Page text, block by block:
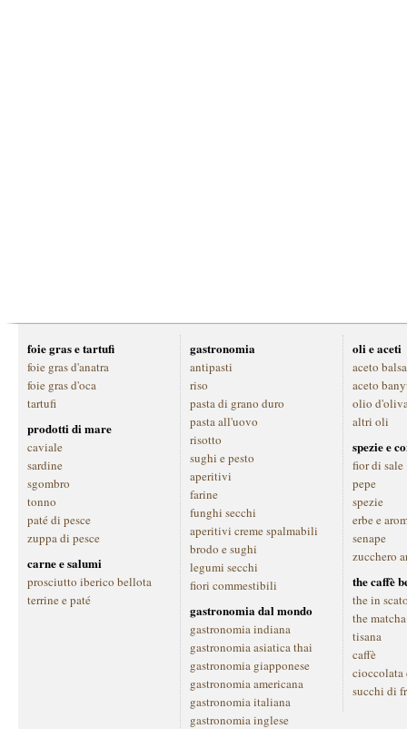
foie gras e tartufi
foie gras d'anatra
foie gras d'oca
tartufi
prodotti di mare
caviale
sardine
sgombro
tonno
paté di pesce
zuppa di pesce
carne e salumi
prosciutto iberico bellota
terrine e paté
gastronomia
antipasti
riso
pasta di grano duro
pasta all'uovo
risotto
sughi e pesto
aperitivi
farine
funghi secchi
aperitivi creme spalmabili
brodo e sughi
legumi secchi
fiori commestibili
gastronomia dal mondo
gastronomia indiana
gastronomia asiatica thai
gastronomia giapponese
gastronomia americana
gastronomia italiana
gastronomia inglese
oli e aceti
aceto
aceto
olio
altri oli
spezie e
fior di sale
pepe
spezie
erbe e
senape
zucchero
the caffè
the in
the matcha
tisana
caffè
cioccolata
succhi di